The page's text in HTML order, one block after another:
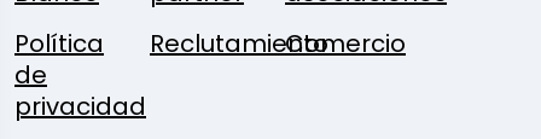
Política
de
privacidad
ReclutamientoComercio